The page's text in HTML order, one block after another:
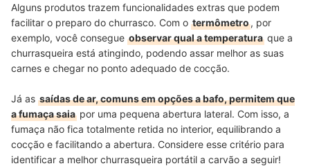
Alguns produtos trazem funcionalidades extras que podem
facilitar o preparo do churrasco. Com o termômetro, por
exemplo, você consegue observar qual a temperatura que a
churrasqueira está atingindo, podendo assar melhor as suas
carnes e chegar no ponto adequado de cocção.
Já as saídas de ar, comuns em opções a bafo, permitem que
a fumaça saia por uma pequena abertura lateral. Com isso, a
fumaça não fica totalmente retida no interior, equilibrando a
cocção e facilitando a abertura. Considere esse critério para
identificar a melhor churrasqueira portátil a carvão a seguir!